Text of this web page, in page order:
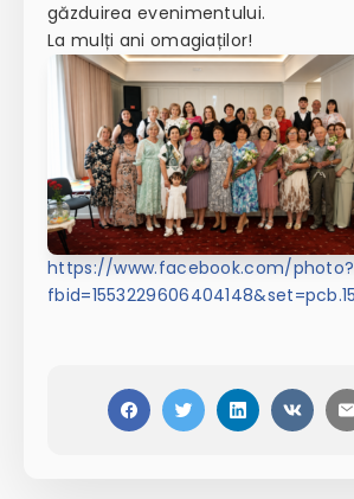
găzduirea evenimentului.
La mulți ani omagiaților!
https://www.facebook.com/photo?